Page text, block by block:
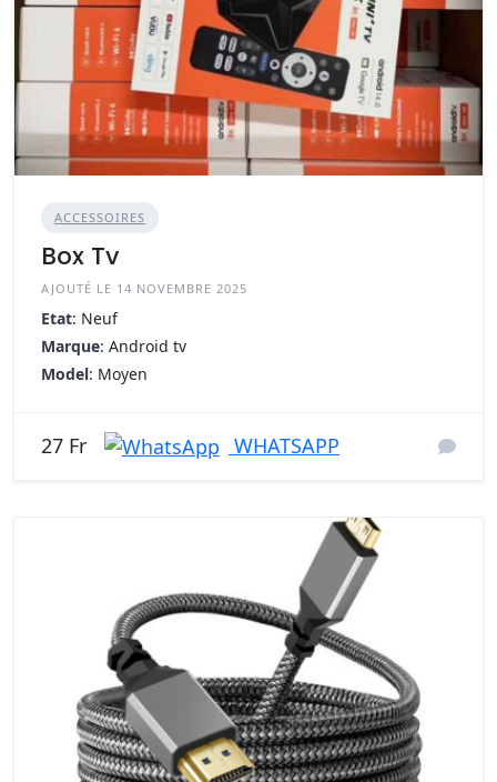
ACCESSOIRES
Box Tv
AJOUTÉ LE 14 NOVEMBRE 2025
Etat: Neuf
Marque: Android tv
Model: Moyen
27 Fr WHATSAPP